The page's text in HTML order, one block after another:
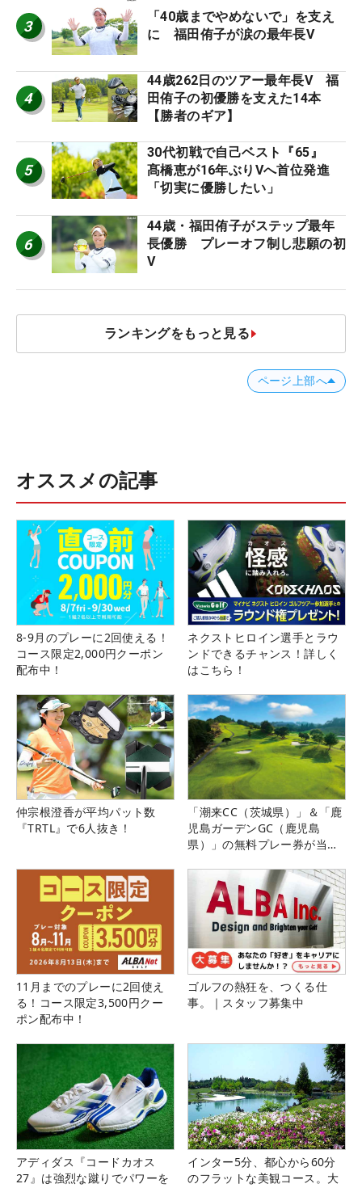
3
「40歳までやめないで」を支え
に 福田侑子が涙の最年長V
4
44歳262日のツアー最年長V 福
田侑子の初優勝を支えた14本
【勝者のギア】
5
30代初戦で自己ベスト『65』
髙橋恵が16年ぶりVへ首位発進
「切実に優勝したい」
6
44歳・福田侑子がステップ最年
長優勝 プレーオフ制し悲願の初
V
ランキングをもっと見る
ページ上部へ
オススメの記事
8-9月のプレーに2回使える！
コース限定2,000円クーポン
配布中！
ネクストヒロイン選手とラウ
ンドできるチャンス！詳しく
はこちら！
仲宗根澄香が平均パット数
『TRTL』で6人抜き！
「潮来CC（茨城県）」＆「鹿
児島ガーデンGC（鹿児島
県）」の無料プレー券が当た
11月までのプレーに2回使え
る！コース限定3,500円クー
ポン配布中！
ゴルフの熱狂を、つくる仕
事。｜スタッフ募集中
アディダス『コードカオス
27』は強烈な蹴りでパワーを
インター5分、都心から60分
のフラットな美観コース。大